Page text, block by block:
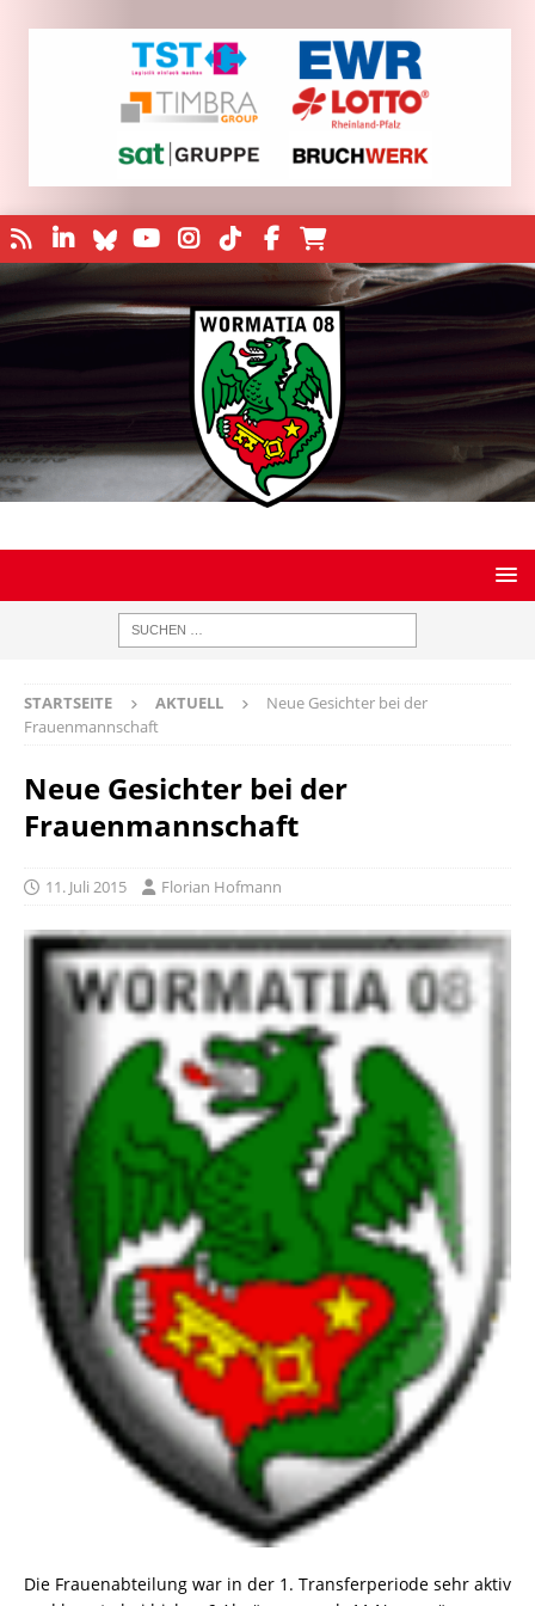
STARTSEITE AKTUELL
Neue Gesichter bei der
Frauenmannschaft
Neue Gesichter bei der
Frauenmannschaft
11. Juli 2015 Florian Hofmann
Die Frauenabteilung war in der 1. Transferperiode sehr aktiv